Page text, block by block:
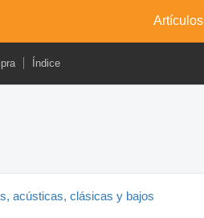
Artículos
Índice
acústicas, clásicas y bajos